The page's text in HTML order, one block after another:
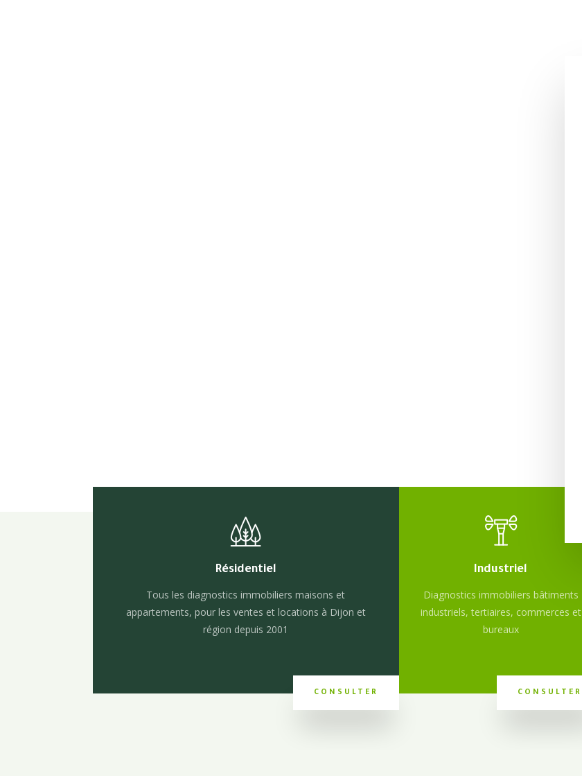
Résidentiel
Tous les diagnostics immobiliers maisons et
appartements, pour les ventes et locations à Dijon et
région depuis 2001
CONSULTER
Industriel
Diagnostics immobiliers bâtiments
industriels, tertiaires, commerces et
bureaux
CONSULTER